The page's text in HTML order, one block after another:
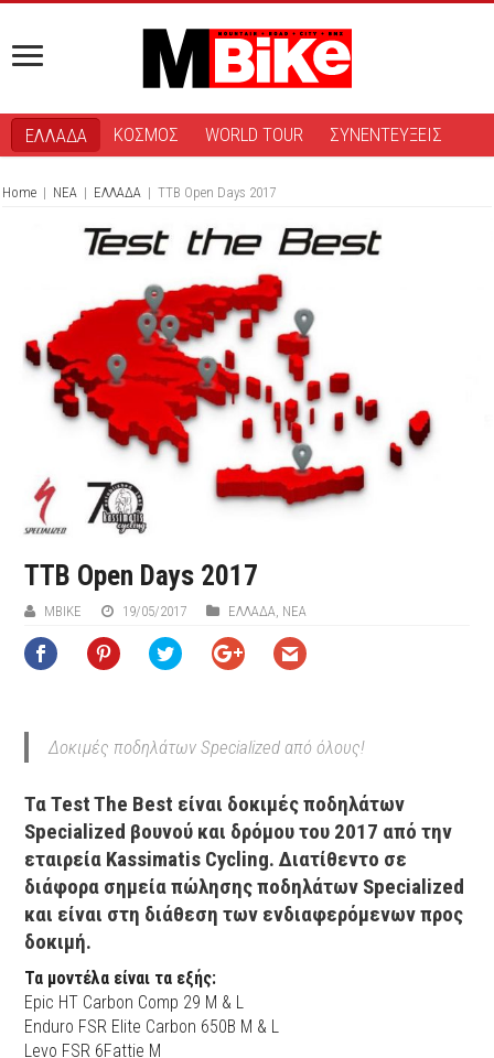
ΕΛΛΑΔΑ ΚΟΣΜΟΣ WORLD TOUR ΣΥΝΕΝΤΕΥΞΕΙΣ
Home | ΝΕΑ | ΕΛΛΑΔΑ | ΤΤΒ Open Days 2017
ΤΤΒ Open Days 2017
ΜΒIKE 19/05/2017 ΕΛΛΑΔΑ, ΝΕΑ
Δοκιμές ποδηλάτων Specialized από όλους!
Τα Test The Best είναι δοκιμές ποδηλάτων
Specialized βουνού και δρόμου του 2017 από την
εταιρεία Kassimatis Cycling. Διατίθεντο σε
διάφορα σημεία πώλησης ποδηλάτων Specialized
και είναι στη διάθεση των ενδιαφερόμενων προς
δοκιμή.
Τα μοντέλα είναι τα εξής:
Epic HT Carbon Comp 29 M & L
Enduro FSR Elite Carbon 650B M & L
Levo FSR 6Fattie M